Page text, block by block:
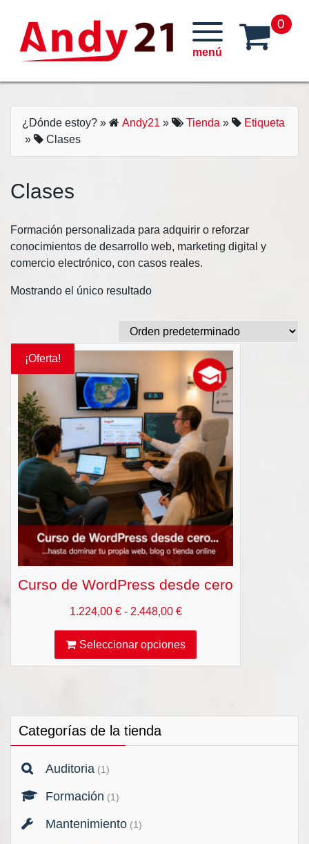
content
0
¿Dónde estoy? » Andy21 » Tienda »
Etiqueta
»
Clases
Clases
Formación personalizada para adquirir o reforzar
conocimientos de desarrollo web, marketing digital y
comercio electrónico, con casos reales.
Mostrando el único resultado
¡Oferta!
Curso de WordPress desde cero
1.224,00 € - 2.448,00 €Rango
precios:
desde
Seleccionar opciones
Categorías de la tienda
Auditoria (1)
Formación (1)
Mantenimiento (1)